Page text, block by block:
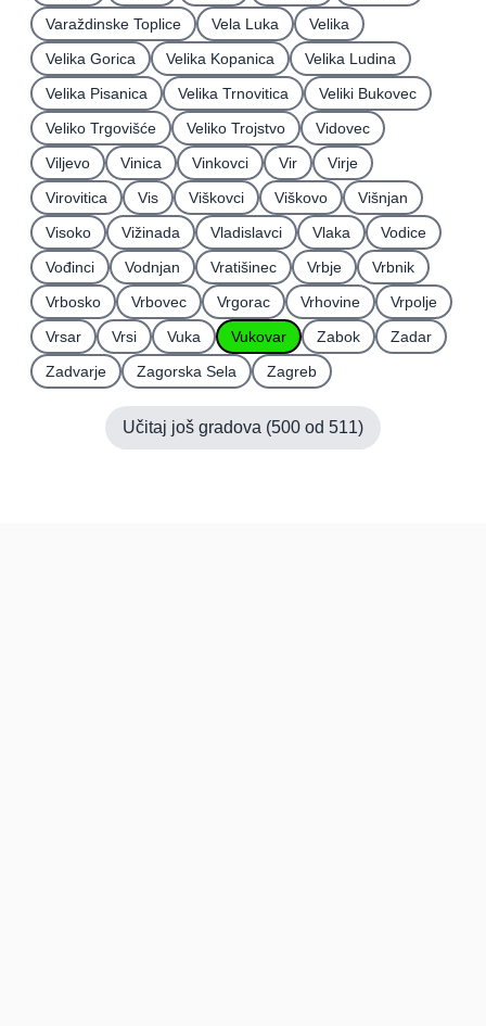
Varaždinske Toplice
Vela Luka
Velika
Velika Gorica
Velika Kopanica
Velika Ludina
Velika Pisanica
Velika Trnovitica
Veliki Bukovec
Veliko Trgovišće
Veliko Trojstvo
Vidovec
Viljevo
Vinica Vinkovci Vir
Virje
Virovitica
Vis Viškovci Viškovo
Višnjan
Visoko
Vižinada Vladislavci Vlaka
Vodice
Vođinci
Vodnjan Vratišinec Vrbje
Vrbnik
Vrbosko
Vrbovec Vrgorac Vrhovine
Vrpolje
Vrsar
Vrsi Vuka Vukovar Zabok
Zadar
Zadvarje
Zagorska Sela Zagreb
Učitaj još gradova (500 od 511)